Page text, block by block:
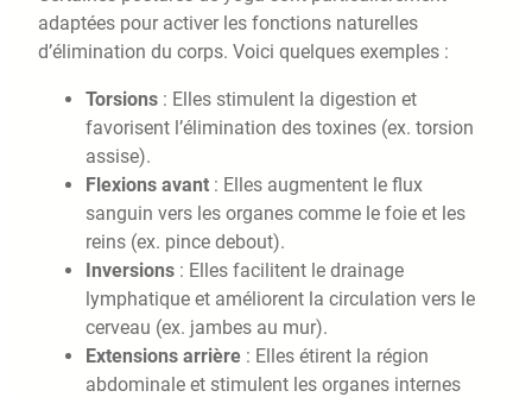
adaptées pour activer les fonctions naturelles
d’élimination du corps. Voici quelques exemples :
Torsions : Elles stimulent la digestion et
favorisent l’élimination des toxines (ex. torsion
assise).
Flexions avant : Elles augmentent le flux
sanguin vers les organes comme le foie et les
reins (ex. pince debout).
Inversions : Elles facilitent le drainage
lymphatique et améliorent la circulation vers le
cerveau (ex. jambes au mur).
Extensions arrière : Elles étirent la région
abdominale et stimulent les organes internes